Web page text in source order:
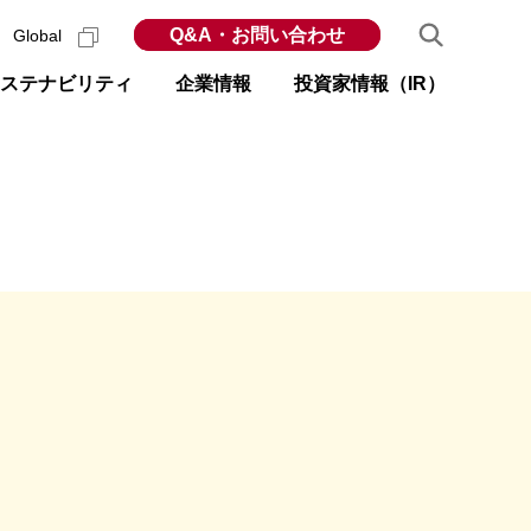
テナビリティ 企業情報 投資家情報（IR）
Global Q&A・お問い合わせ